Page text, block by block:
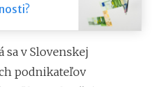
sa v Slovenskej
podnikateľov